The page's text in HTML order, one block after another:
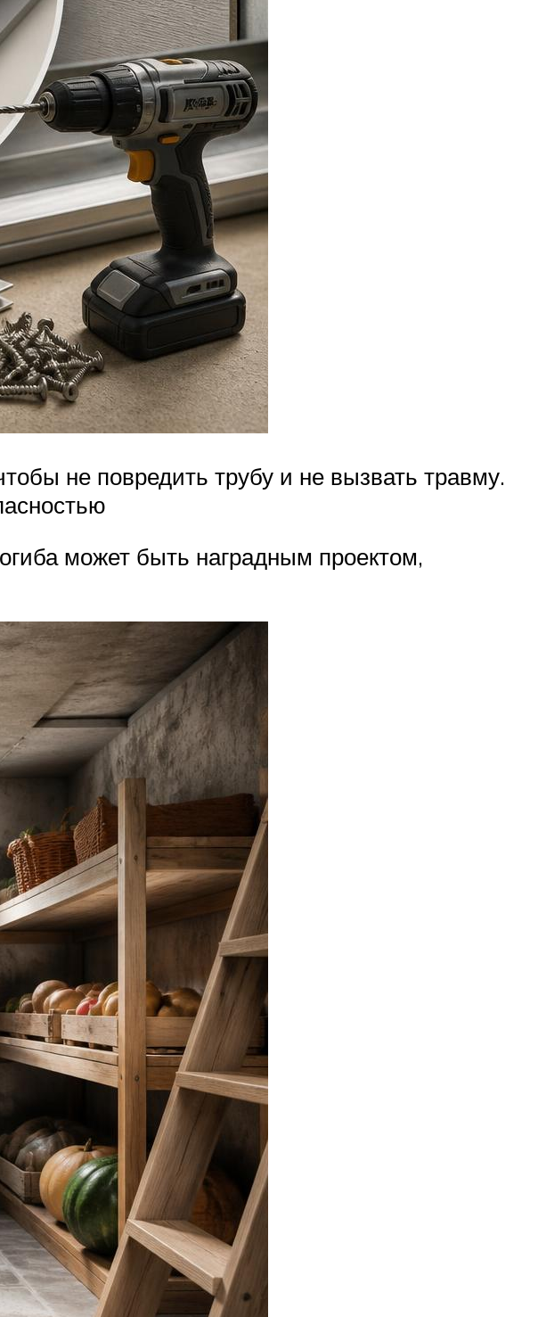
не повредить трубу и не вызвать травму.
может быть наградным проектом,